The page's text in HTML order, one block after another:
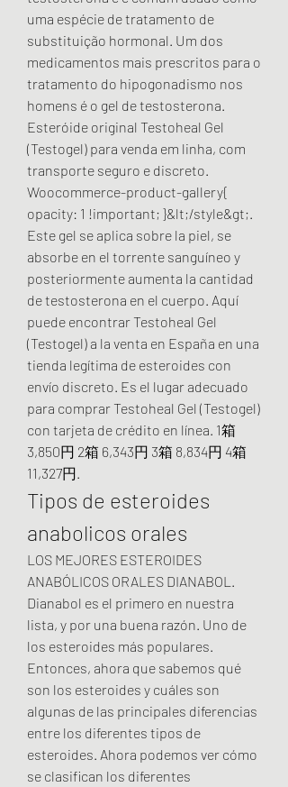
uma espécie de tratamento de
substituição hormonal. Um dos
medicamentos mais prescritos para o
tratamento do hipogonadismo nos
homens é o gel de testosterona.
Esteróide original Testoheal Gel
(Testogel) para venda em linha, com
transporte seguro e discreto.
Woocommerce-product-gallery{
opacity: 1 !important; }&lt;/style&gt;.
Este gel se aplica sobre la piel, se
absorbe en el torrente sanguíneo y
posteriormente aumenta la cantidad
de testosterona en el cuerpo. Aquí
puede encontrar Testoheal Gel
(Testogel) a la venta en España en una
tienda legítima de esteroides con
envío discreto. Es el lugar adecuado
para comprar Testoheal Gel (Testogel)
con tarjeta de crédito en línea. 1箱
3,850円 2箱 6,343円 3箱 8,834円 4箱
11,327円.
Tipos de esteroides
anabolicos orales
LOS MEJORES ESTEROIDES
ANABÓLICOS ORALES DIANABOL.
Dianabol es el primero en nuestra
lista, y por una buena razón. Uno de
los esteroides más populares.
Entonces, ahora que sabemos qué
son los esteroides y cuáles son
algunas de las principales diferencias
entre los diferentes tipos de
esteroides. Ahora podemos ver cómo
se clasifican los diferentes